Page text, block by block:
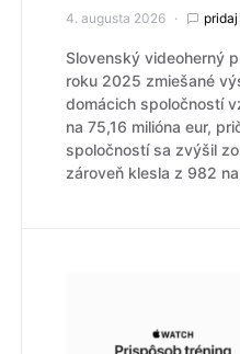
4. augusta 2026
Slovenský videoherný
roku 2025 zmiešané
domácich spoločností
na 75,16 milióna eur,
spoločností sa zvýšil
zároveň klesla z 982